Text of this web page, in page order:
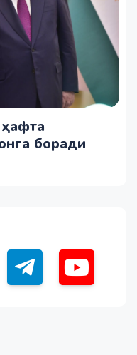
боради